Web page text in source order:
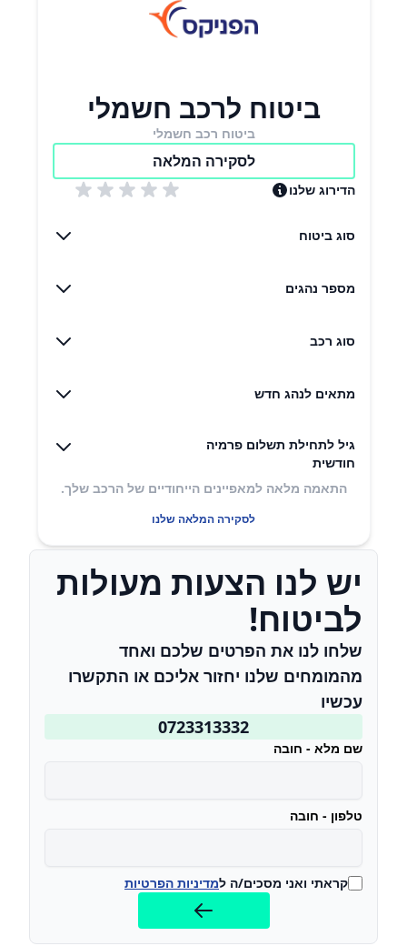
ביטוח לרכב חשמלי
ביטוח רכב חשמלי
לסקירה המלאה
הדירוג שלנו
סוג ביטוח
מספר נהגים
סוג רכב
מתאים לנהג חדש
גיל לתחילת תשלום פרמיה
חודשית
התאמה מלאה למאפיינים הייחודיים של הרכב שלך.
לסקירה המלאה שלנו
יש לנו הצעות מעולות
לביטוח!
שלחו לנו את הפרטים שלכם ואחד
מהמומחים שלנו יחזור אליכם או התקשרו
עכשיו
0723313332
שם מלא - חובה
טלפון - חובה
קראתי ואני מסכים/ה למדיניות הפרטיות